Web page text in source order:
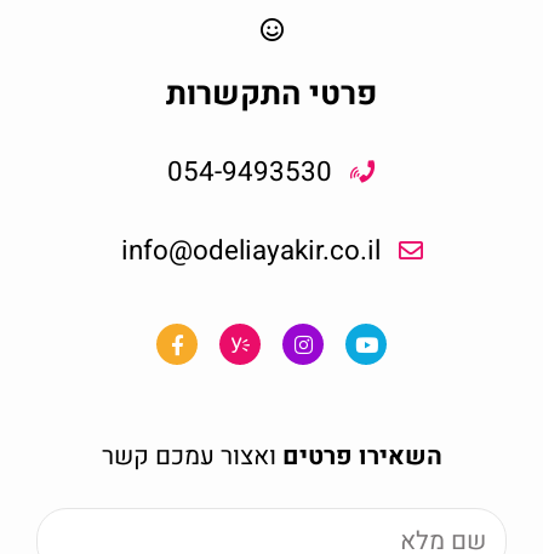
פרטי התקשרות
054-9493530
info@odeliayakir.co.il
השאירו פרטים ואצור עמכם קשר